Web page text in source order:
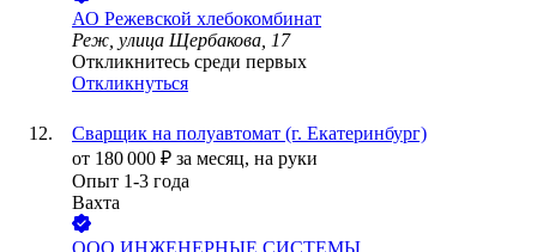
АО Режевской хлебокомбинат
Реж, улица Щербакова, 17
Откликнитесь среди первых
Откликнуться
Сварщик на полуавтомат (г. Екатеринбург)
от 180 000 ₽ за месяц, на руки
Опыт 1-3 года
Вахта